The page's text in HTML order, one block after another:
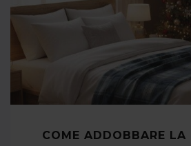
COME ADDOBBARE LA